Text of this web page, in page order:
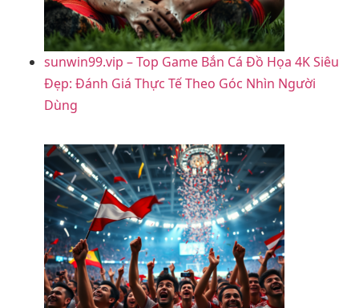
sunwin99.vip – Top Game Bắn Cá Đồ Họa 4K Siêu
Đẹp: Đánh Giá Thực Tế Theo Góc Nhìn Người
Dùng